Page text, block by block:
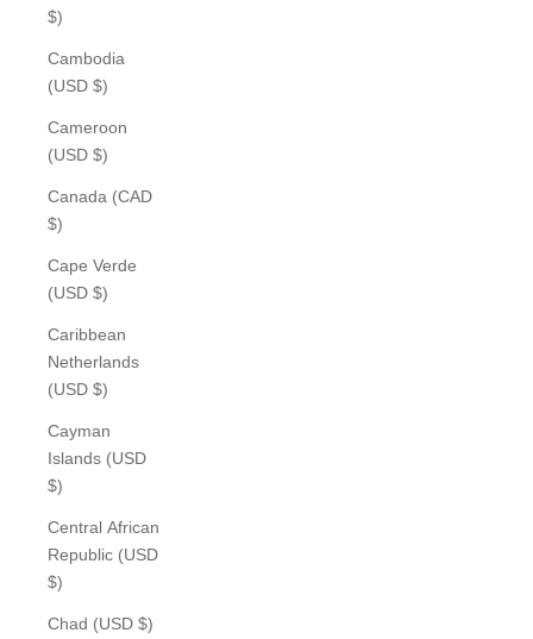
$)
Cambodia
(USD $)
Cameroon
(USD $)
Canada (CAD
$)
Cape Verde
(USD $)
Caribbean
Netherlands
(USD $)
Cayman
Islands (USD
$)
Central African
Republic (USD
$)
Chad (USD $)